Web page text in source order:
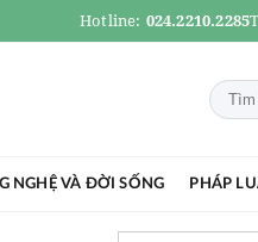
Hotline: 024.2210.2285
NGHỆ VÀ ĐỜI SỐNG PHÁP